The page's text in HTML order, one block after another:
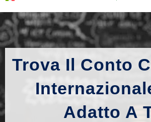
Trova Il Conto
Adatto A